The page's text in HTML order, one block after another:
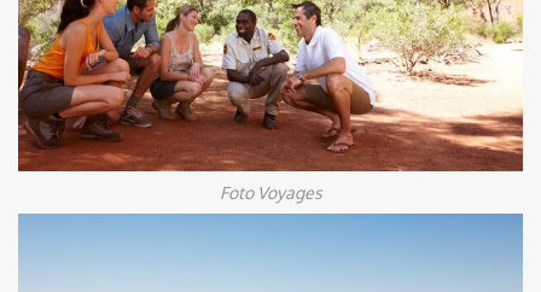
Foto Voyages